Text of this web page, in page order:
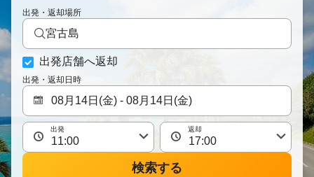
t
r
a
i
n
出発・返却場所
宮古島
出発店舗へ返却
出発・返却日時
出発 返却
検索する